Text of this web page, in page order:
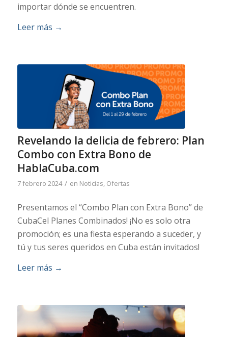
importar dónde se encuentren.
Leer más →
Revelando la delicia de febrero: Plan
Combo con Extra Bono de
HablaCuba.com
7 febrero 2024 / en Noticias, Ofertas
Presentamos el “Combo Plan con Extra Bono” de
CubaCel Planes Combinados! ¡No es solo otra
promoción; es una fiesta esperando a suceder, y
tú y tus seres queridos en Cuba están invitados!
Leer más →